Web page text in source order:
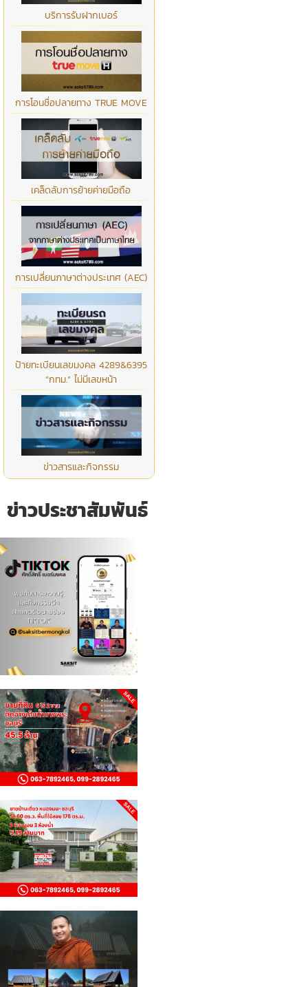
บริการรับฝากเบอร์
การโอนชื่อปลายทาง TRUE MOVE
เคล็ดลับการย้ายค่ายมือถือ
การเปลี่ยนภาษาต่างประเทศ (AEC)
ป้ายทะเบียนเลขมงคล 4289&6395
“กทม.” ไม่มีเลขหน้า
ข่าวสารและกิจกรรม
ข่าวประชาสัมพันธ์